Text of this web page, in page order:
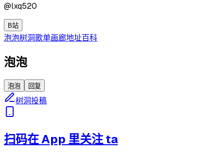
@lxq520
B站
泡泡树洞歌单画廊地址百科
泡泡
泡泡 回复
树洞投稿
扫码在 App 里关注 ta